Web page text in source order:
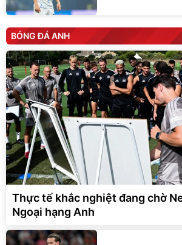
BÓNG ĐÁ ANH
Thực tế khắc nghiệt đang chờ
Ngoại hạng Anh